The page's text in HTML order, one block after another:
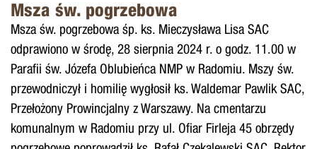
Msza św. pogrzebowa
Msza św. pogrzebowa śp. ks. Mieczysława Lisa SAC
odprawiono w środę, 28 sierpnia 2024 r. o godz. 11.00 w
Parafii św. Józefa Oblubieńca NMP w Radomiu. Mszy św.
przewodniczył i homilię wygłosił ks. Waldemar Pawlik SAC,
Przełożony Prowincjalny z Warszawy. Na cmentarzu
komunalnym w Radomiu przy ul. Ofiar Firleja 45 obrzędy